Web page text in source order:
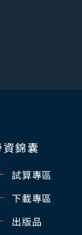
資錦囊
試算專區
下載專區
出版品